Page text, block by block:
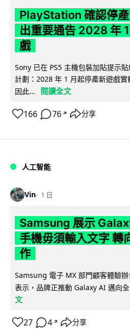
PlayStation 確認停
出重要通告 2028 年
戲
Sony 已在 PS5 主機包裝加貼提示
計劃：2028 年 1 月起停產新遊戲
因此...
閱讀全文
166 76 ↗ 分享
人工智能
Vin 1 日
Samsung 展示
手機毋須輸入文字 轉
作
Samsung 電子 MX 部門顧客體驗
表示，品牌正推動 Galaxy AI 邁向
文
27 4 ↗ 分享